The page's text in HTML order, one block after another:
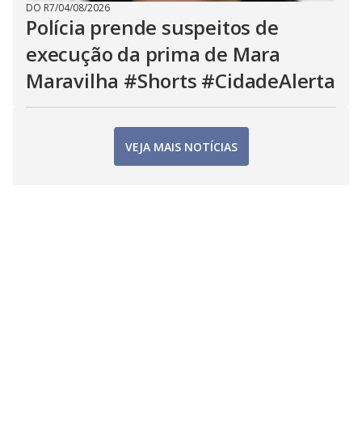
DO R7/04/08/2026
Polícia prende suspeitos de
execução da prima de Mara
Maravilha #Shorts #CidadeAlerta
VEJA MAIS NOTÍCIAS